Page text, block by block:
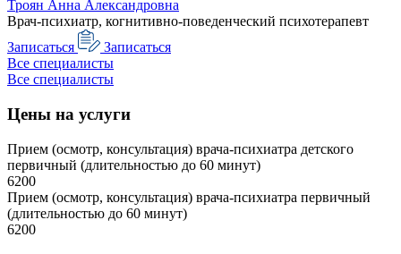
Троян Анна Александровна
Врач-психиатр, когнитивно-поведенческий психотерапевт
Записаться
Записаться
Все специалисты
Все специалисты
Цены на услуги
Прием (осмотр, консультация) врача-психиатра детского
первичный (длительностью до 60 минут)
6200
Прием (осмотр, консультация) врача-психиатра первичный
(длительностью до 60 минут)
6200